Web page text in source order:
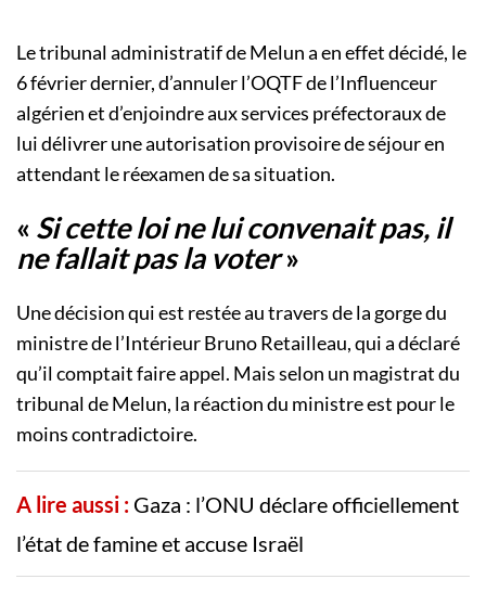
Le tribunal administratif de Melun a en effet décidé, le
6 février dernier, d’annuler l’OQTF de l’Influenceur
algérien et d’enjoindre aux services préfectoraux de
lui délivrer une autorisation provisoire de séjour en
attendant le réexamen de sa situation.
« Si cette loi ne lui convenait pas, il
ne fallait pas la voter»
Une décision qui est restée au travers de la gorge du
ministre de l’Intérieur Bruno Retailleau, qui a déclaré
qu’il comptait faire appel. Mais selon un magistrat du
tribunal de Melun, la réaction du ministre est pour le
moins contradictoire.
A lire aussi : Gaza : l’ONU déclare officiellement
l’état de famine et accuse Israël